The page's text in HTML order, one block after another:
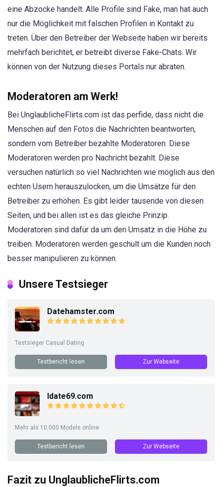
eine Abzocke handelt. Alle Profile sind Fake, man hat auch
nur die Möglichkeit mit falschen Profilen in Kontakt zu
treten. Über den Betreiber der Webseite haben wir bereits
mehrfach berichtet, er betreibt diverse Fake-Chats. Wir
können von der Nutzung dieses Portals nur abraten.
Moderatoren am Werk!
Bei UnglaublicheFlirts.com ist das perfide, dass nicht die
Menschen auf den Fotos die Nachrichten beantworten,
sondern vom Betreiber bezahlte Moderatoren. Diese
Moderatoren werden pro Nachricht bezahlt. Diese
versuchen natürlich so viel Nachrichten wie möglich aus den
echten Usern herauszulocken, um die Umsätze für den
Betreiber zu erhöhen. Es gibt leider tausende von diesen
Seiten, und bei allen ist es das gleiche Prinzip.
Moderatoren sind dafür da um den Umsatz in die Höhe zu
treiben. Moderatoren werden geschult um die Kunden noch
besser manipulieren zu können.
Unsere Testsieger
Datehamster.com
Testsieger Casual Dating
Testbericht lesen Zur Webseite
Idate69.com
Mehr als 10.000 Models online
Testbericht lesen Zur Webseite
Fazit zu UnglaublicheFlirts.com